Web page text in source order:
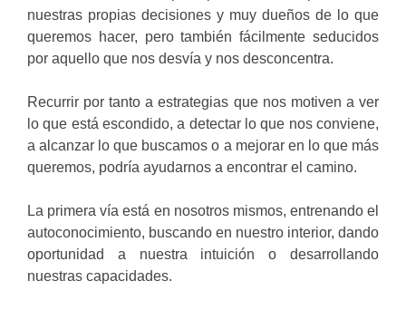
nuestras propias decisiones y muy dueños de lo que
queremos hacer, pero también fácilmente seducidos
por aquello que nos desvía y nos desconcentra.
Recurrir por tanto a estrategias que nos motiven a ver
lo que está escondido, a detectar lo que nos conviene,
a alcanzar lo que buscamos o a mejorar en lo que más
queremos, podría ayudarnos a encontrar el camino.
La primera vía está en nosotros mismos, entrenando el
autoconocimiento, buscando en nuestro interior, dando
oportunidad a nuestra intuición o desarrollando
nuestras capacidades.